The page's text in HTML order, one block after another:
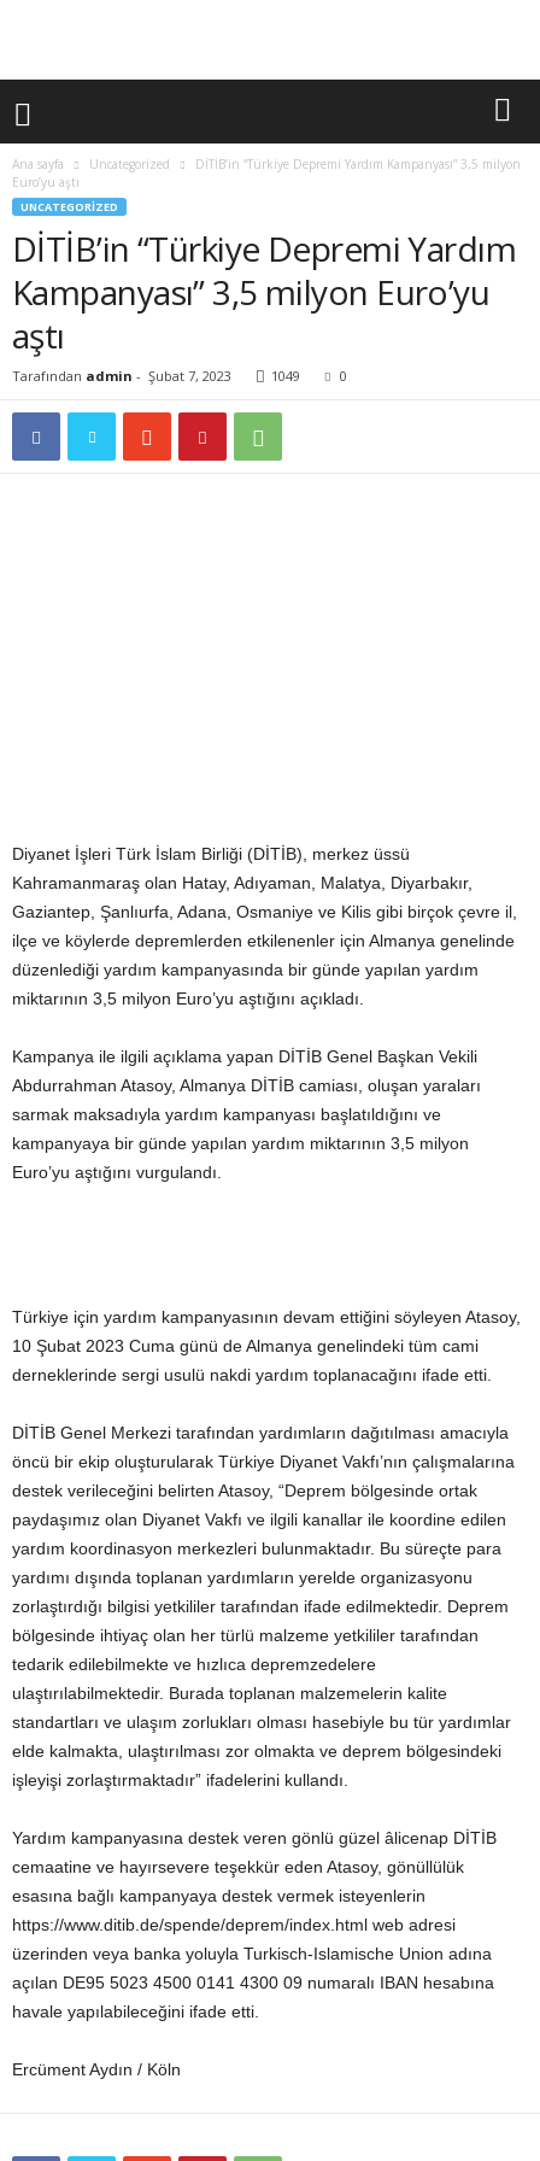
Ana sayfa Uncategorized
DİTİB’in “Türkiye Depremi Yardım Kampanyası” 3,5 milyon
Euro’yu aştı
UNCATEGORIZED
DİTİB’in “Türkiye Depremi Yardım
Kampanyası” 3,5 milyon Euro’yu
aştı
Tarafından admin - Şubat 7, 2023 1049 0
Diyanet İşleri Türk İslam Birliği (DİTİB), merkez üssü
Kahramanmaraş olan Hatay, Adıyaman, Malatya, Diyarbakır,
Gaziantep, Şanlıurfa, Adana, Osmaniye ve Kilis gibi birçok çevre il,
ilçe ve köylerde depremlerden etkilenenler için Almanya genelinde
düzenlediği yardım kampanyasında bir günde yapılan yardım
miktarının 3,5 milyon Euro’yu aştığını açıkladı.
Kampanya ile ilgili açıklama yapan DİTİB Genel Başkan Vekili
Abdurrahman Atasoy, Almanya DİTİB camiası, oluşan yaraları
sarmak maksadıyla yardım kampanyası başlatıldığını ve
kampanyaya bir günde yapılan yardım miktarının 3,5 milyon
Euro’yu aştığını vurgulandı.
Türkiye için yardım kampanyasının devam ettiğini söyleyen Atasoy,
10 Şubat 2023 Cuma günü de Almanya genelindeki tüm cami
derneklerinde sergi usulü nakdi yardım toplanacağını ifade etti.
DİTİB Genel Merkezi tarafından yardımların dağıtılması amacıyla
öncü bir ekip oluşturularak Türkiye Diyanet Vakfı’nın çalışmalarına
destek verileceğini belirten Atasoy, “Deprem bölgesinde ortak
paydaşımız olan Diyanet Vakfı ve ilgili kanallar ile koordine edilen
yardım koordinasyon merkezleri bulunmaktadır. Bu süreçte para
yardımı dışında toplanan yardımların yerelde organizasyonu
zorlaştırdığı bilgisi yetkililer tarafından ifade edilmektedir. Deprem
bölgesinde ihtiyaç olan her türlü malzeme yetkililer tarafından
tedarik edilebilmekte ve hızlıca depremzedelere
ulaştırılabilmektedir. Burada toplanan malzemelerin kalite
standartları ve ulaşım zorlukları olması hasebiyle bu tür yardımlar
elde kalmakta, ulaştırılması zor olmakta ve deprem bölgesindeki
işleyişi zorlaştırmaktadır” ifadelerini kullandı.
Yardım kampanyasına destek veren gönlü güzel âlicenap DİTİB
cemaatine ve hayırsevere teşekkür eden Atasoy, gönüllülük
esasına bağlı kampanyaya destek vermek isteyenlerin
https://www.ditib.de/spende/deprem/index.html web adresi
üzerinden veya banka yoluyla Turkisch-Islamische Union adına
açılan DE95 5023 4500 0141 4300 09 numaralı IBAN hesabına
havale yapılabileceğini ifade etti.
Ercüment Aydın / Köln